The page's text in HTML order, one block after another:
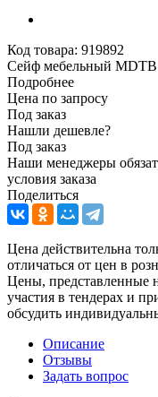
Код товара: 919892
Сейф мебельный
Подробнее
Цена по запросу
Под заказ
Нашли дешевле?
Под заказ
Наши менеджеры
условия заказа
Поделиться
Цена действительна
отличаться от цен в
Цены, представленные
участия в тендерах и
обсудить
Описание
Отзывы
Задать вопрос